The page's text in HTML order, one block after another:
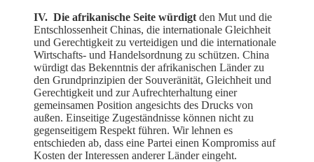
IV. Die afrikanische Seite würdigt den Mut und die
Entschlossenheit Chinas, die internationale Gleichheit
und Gerechtigkeit zu verteidigen und die internationale
Wirtschafts- und Handelsordnung zu schützen. China
würdigt das Bekenntnis der afrikanischen Länder zu
den Grundprinzipien der Souveränität, Gleichheit und
Gerechtigkeit und zur Aufrechterhaltung einer
gemeinsamen Position angesichts des Drucks von
außen. Einseitige Zugeständnisse können nicht zu
gegenseitigem Respekt führen. Wir lehnen es
entschieden ab, dass eine Partei einen Kompromiss auf
Kosten der Interessen anderer Länder eingeht.